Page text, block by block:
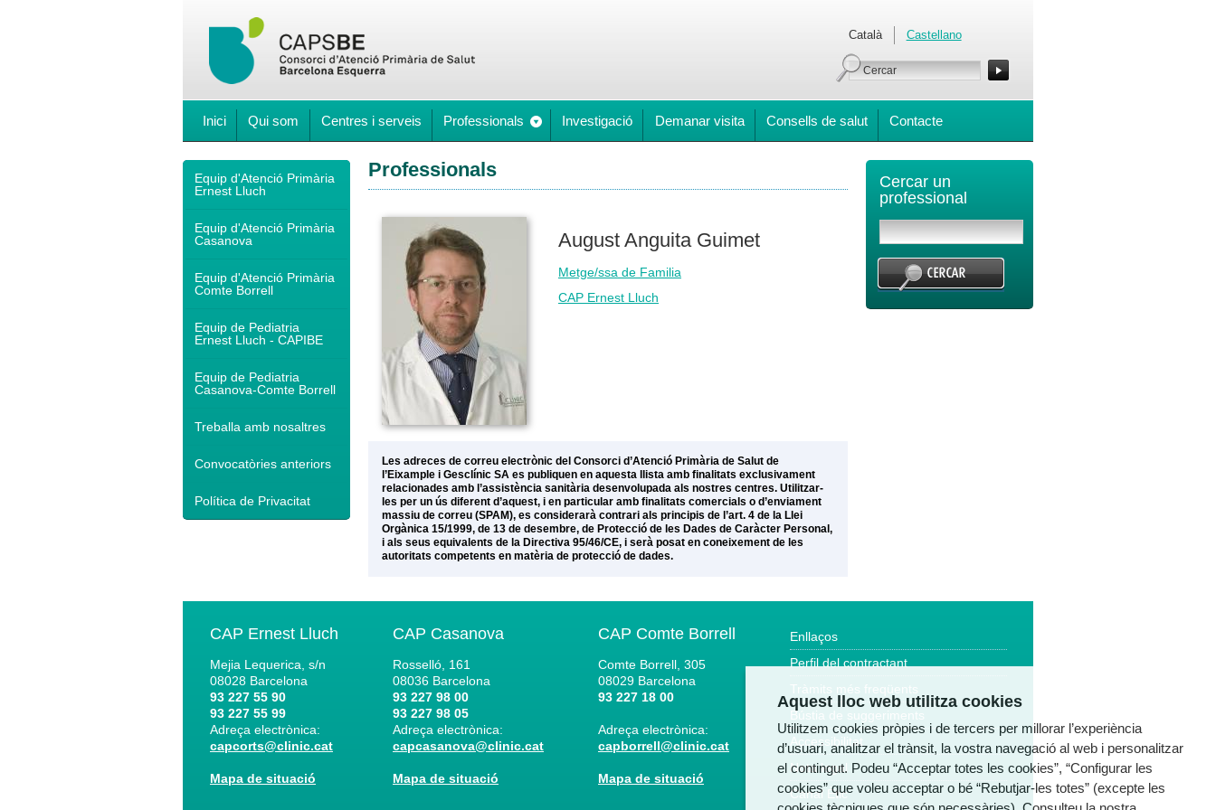
Català Castellano
Inici Qui som Centres i serveis Professionals Investigació Demanar visita Consells de salut Contacte
Equip d'Atenció Primària
Ernest Lluch
Equip d'Atenció Primària
Casanova
Equip d'Atenció Primària
Comte Borrell
Equip de Pediatria
Ernest Lluch - CAPIBE
Equip de Pediatria
Casanova-Comte Borrell
Treballa amb nosaltres
Convocatòries anteriors
Política de Privacitat
Professionals
August Anguita Guimet
Metge/ssa de Familia
CAP Ernest Lluch
Les adreces de correu electrònic del Consorci d’Atenció Primària de Salut de
l’Eixample i Gesclínic SA es publiquen en aquesta llista amb finalitats exclusivament
relacionades amb l’assistència sanitària desenvolupada als nostres centres. Utilitzar-
les per un ús diferent d’aquest, i en particular amb finalitats comercials o d’enviament
massiu de correu (SPAM), es considerarà contrari als principis de l’art. 4 de la Llei
Orgànica 15/1999, de 13 de desembre, de Protecció de les Dades de Caràcter Personal,
i als seus equivalents de la Directiva 95/46/CE, i serà posat en coneixement de les
autoritats competents en matèria de protecció de dades.
Cercar un
professional
CAP Ernest Lluch
Mejia Lequerica, s/n
08028 Barcelona
93 227 55 90
93 227 55 99
Adreça electrònica:
capcorts@clinic.cat
Mapa de situació
CAP Casanova
Rosselló, 161
08036 Barcelona
93 227 98 00
93 227 98 05
Adreça electrònica:
capcasanova@clinic.cat
Mapa de situació
CAP Comte Borrell
Comte Borrell, 305
08029 Barcelona
93 227 18 00
Adreça electrònica:
capborrell@clinic.cat
Mapa de situació
Enllaços
Perfil del contractant
Tràmits més freqüents
Bústia de suggeriments
Accessibilitat
Nota legal
Canal Ètic
Aquest lloc web utilitza cookies
Utilitzem cookies pròpies i de tercers per millorar l’experiència
d’usuari, analitzar el trànsit, la vostra navegació al web i personalitzar
el contingut. Podeu “Acceptar totes les cookies”, “Configurar les
cookies” que voleu acceptar o bé “Rebutjar-les totes” (excepte les